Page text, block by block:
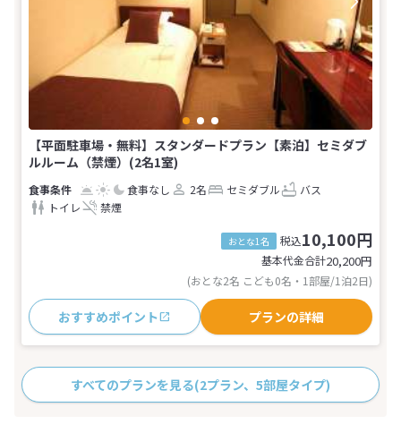
【平面駐車場・無料】スタンダードプラン【素泊】セミダブ
ルルーム（禁煙）(2名1室)
食事なし 2名 セミダブル
バス
トイレ
禁煙
おとな1名 税込10,100円
基本代金合計20,200円
(おとな2名 こども0名・1部屋/1泊2日)
おすすめポイント プランの詳細
すべてのプランを見る(2プラン、5部屋タイプ)